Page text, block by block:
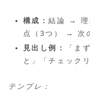
構成：結論 → 理
点（3つ） → 次
見出し例：
「ま
と」「チェック
テンプレ：